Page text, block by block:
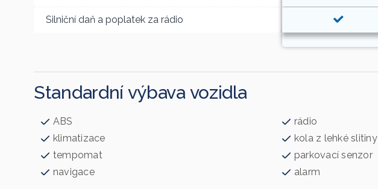
Silniční daň a poplatek za rádio
Standardní výbava vozidla
ABS
rádio
klimatizace
kola z lehké slitiny
tempomat
parkovací senzor
navigace
alarm